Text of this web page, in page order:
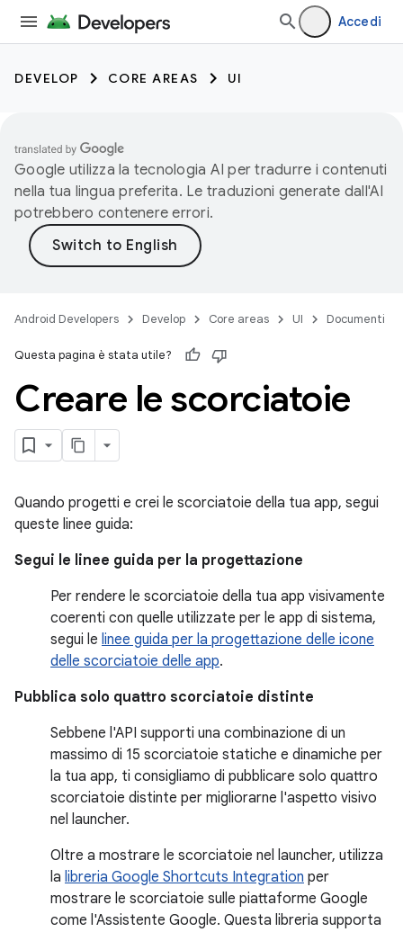
Accedi
DEVELOP CORE AREAS UI
Google utilizza la tecnologia AI per tradurre i contenuti
nella tua lingua preferita. Le traduzioni generate dall'AI
potrebbero contenere errori.
Android Developers Develop Core areas UI Documenti
Questa pagina è stata utile?
Creare le scorciatoie
Quando progetti e crei le scorciatoie della tua app, segui
queste linee guida:
Segui le linee guida per la progettazione
Per rendere le scorciatoie della tua app visivamente
coerenti con quelle utilizzate per le app di sistema,
segui le linee guida per la progettazione delle icone
delle scorciatoie delle app.
Pubblica solo quattro scorciatoie distinte
Sebbene l'API supporti una combinazione di un
massimo di 15 scorciatoie statiche e dinamiche per
la tua app, ti consigliamo di pubblicare solo quattro
scorciatoie distinte per migliorarne l'aspetto visivo
nel launcher.
Oltre a mostrare le scorciatoie nel launcher, utilizza
la libreria Google Shortcuts Integration per
mostrare le scorciatoie sulle piattaforme Google
come l'Assistente Google. Questa libreria supporta